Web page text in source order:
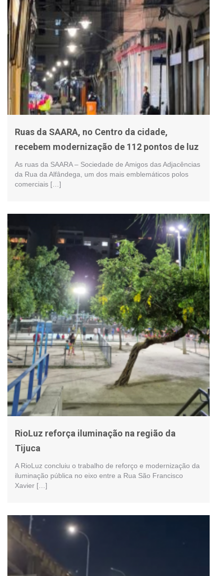
Ruas da SAARA, no Centro da cidade,
recebem modernização de 112 pontos de luz
As ruas da SAARA – Sociedade de Amigos das Adjacências
da Rua da Alfândega, um dos mais emblemáticos polos
comerciais […]
RioLuz reforça iluminação na região da
Tijuca
A RioLuz concluiu o trabalho de reforço e modernização da
iluminação pública no eixo entre a Rua São Francisco
Xavier […]